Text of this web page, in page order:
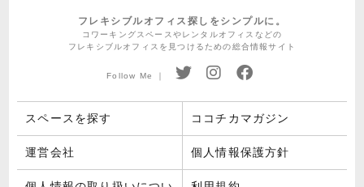
フレキシブルオフィス探しをシンプルに。
コワーキングスペースやレンタルオフィスなどの
フレキシブルオフィスを見つけるための総合情報サイト
Follow Me ｜
スペースを探す ココチカマガジン
運営会社 個人情報保護方針